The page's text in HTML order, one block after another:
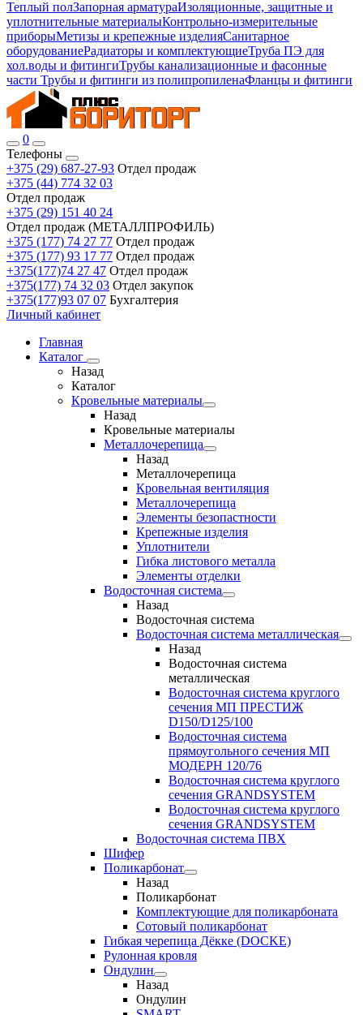
Теплый полЗапорная арматураИзоляционные, защитные и
уплотнительные материалыКонтрольно-измерительные
приборыМетизы и крепежные изделияСанитарное
оборудованиеРадиаторы и комплектующиеТруба ПЭ для
хол.воды и фитингиТрубы канализационные и фасонные
части Трубы и фитинги из полипропиленаФланцы и фитинги
0
Телефоны
+375 (29) 687-27-93 Отдел продаж
+375 (44) 774 32 03
Отдел продаж
+375 (29) 151 40 24
Отдел продаж (МЕТАЛЛПРОФИЛЬ)
+375 (177) 74 27 77 Отдел продаж
+375 (177) 93 17 77 Отдел продаж
+375(177)74 27 47 Отдел продаж
+375(177) 74 32 03 Отдел закупок
+375(177)93 07 07 Бухгалтерия
Личный кабинет
Главная
Каталог
Назад
Каталог
Кровельные материалы
Назад
Кровельные материалы
Металлочерепица
Назад
Металлочерепица
Кровельная вентиляция
Металлочерепица
Элементы безопастности
Крепежные изделия
Уплотнители
Гибка листового металла
Элементы отделки
Водосточная система
Назад
Водосточная система
Водосточная система металлическая
Назад
Водосточная система
металлическая
Водосточная система круглого
сечения МП ПРЕСТИЖ
D150/D125/100
Водосточная система
прямоугольного сечения МП
МОДЕРН 120/76
Водосточная система круглого
сечения GRANDSYSTEM
Водосточная система круглого
сечения GRANDSYSTEM
Водосточная система ПВХ
Шифер
Поликарбонат
Назад
Поликарбонат
Комплектующие для поликарбоната
Сотовый поликарбонат
Гибкая черепица Дёкке (DOCKE)
Рулонная кровля
Ондулин
Назад
Ондулин